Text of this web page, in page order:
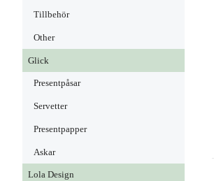
Tillbehör
Other
Glick
Presentpåsar
Servetter
Presentpapper
Askar
Lola Design